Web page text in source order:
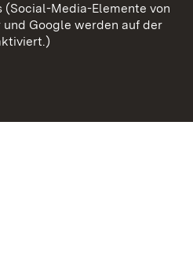
CookiesMedia-Elemente von
Google werden auf der